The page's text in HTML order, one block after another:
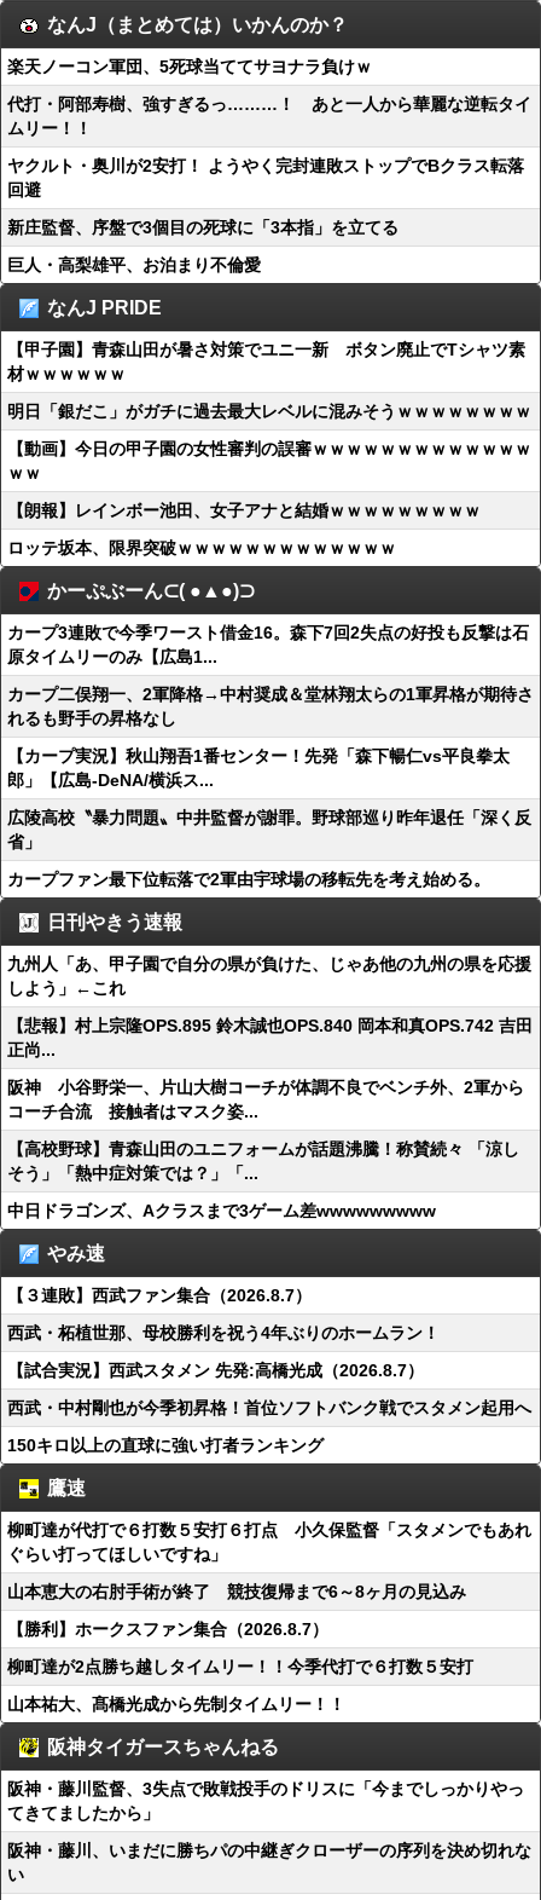
なんJ（まとめては）いかんのか？
楽天ノーコン軍団、5死球当ててサヨナラ負けｗ
代打・阿部寿樹、強すぎるっ………！ あと一人から華麗な逆転タイ
ムリー！！
ヤクルト・奥川が2安打！ ようやく完封連敗ストップでBクラス転落
回避
新庄監督、序盤で3個目の死球に「3本指」を立てる
巨人・高梨雄平、お泊まり不倫愛
なんJ PRIDE
【甲子園】青森山田が暑さ対策でユニ一新 ボタン廃止でTシャツ素
材ｗｗｗｗｗｗ
明日「銀だこ」がガチに過去最大レベルに混みそうｗｗｗｗｗｗｗｗ
【動画】今日の甲子園の女性審判の誤審ｗｗｗｗｗｗｗｗｗｗｗｗｗ
ｗｗ
【朗報】レインボー池田、女子アナと結婚ｗｗｗｗｗｗｗｗｗ
ロッテ坂本、限界突破ｗｗｗｗｗｗｗｗｗｗｗｗｗ
かーぷぶーん⊂( ●▲●)⊃
カープ3連敗で今季ワースト借金16。森下7回2失点の好投も反撃は石
原タイムリーのみ【広島1...
カープ二俣翔一、2軍降格→中村奨成＆堂林翔太らの1軍昇格が期待さ
れるも野手の昇格なし
【カープ実況】秋山翔吾1番センター！先発「森下暢仁vs平良拳太
郎」【広島-DeNA/横浜ス...
広陵高校〝暴力問題〟中井監督が謝罪。野球部巡り昨年退任「深く反
省」
カープファン最下位転落で2軍由宇球場の移転先を考え始める。
日刊やきう速報
九州人「あ、甲子園で自分の県が負けた、じゃあ他の九州の県を応援
しよう」←これ
【悲報】村上宗隆OPS.895 鈴木誠也OPS.840 岡本和真OPS.742 吉田
正尚...
阪神 小谷野栄一、片山大樹コーチが体調不良でベンチ外、2軍から
コーチ合流 接触者はマスク姿...
【高校野球】青森山田のユニフォームが話題沸騰！称賛続々 「涼し
そう」「熱中症対策では？」「...
中日ドラゴンズ、Aクラスまで3ゲーム差wwwwwwwww
やみ速
【３連敗】西武ファン集合（2026.8.7）
西武・柘植世那、母校勝利を祝う4年ぶりのホームラン！
【試合実況】西武スタメン 先発:高橋光成（2026.8.7）
西武・中村剛也が今季初昇格！首位ソフトバンク戦でスタメン起用へ
150キロ以上の直球に強い打者ランキング
鷹速
柳町達が代打で６打数５安打６打点 小久保監督「スタメンでもあれ
ぐらい打ってほしいですね」
山本恵大の右肘手術が終了 競技復帰まで6～8ヶ月の見込み
【勝利】ホークスファン集合（2026.8.7）
柳町達が2点勝ち越しタイムリー！！今季代打で６打数５安打
山本祐大、髙橋光成から先制タイムリー！！
阪神タイガースちゃんねる
阪神・藤川監督、3失点で敗戦投手のドリスに「今までしっかりやっ
てきてましたから」
阪神・藤川、いまだに勝ちパの中継ぎクローザーの序列を決め切れな
い